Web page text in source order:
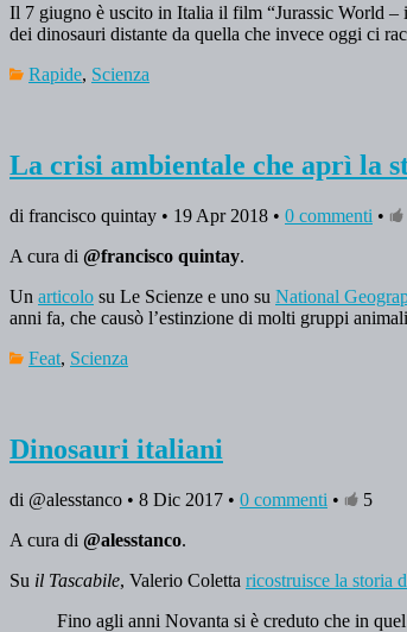
Il 7 giugno è uscito in Italia il film “Jurassic World –
dei dinosauri distante da quella che invece oggi ci
Rapide, Scienza
La crisi ambientale che aprì la
di francisco quintay • 19 Apr 2018 • 0 commenti •
A cura di @francisco quintay.
Un articolo su Le Scienze e uno su National
anni fa, che causò l’estinzione di molti gruppi
Feat, Scienza
Dinosauri italiani
di @alesstanco • 8 Dic 2017 • 0 commenti •
5
A cura di @alesstanco.
Su il Tascabile, Valerio Coletta ricostruisce la storia
Fino agli anni Novanta si è creduto che in